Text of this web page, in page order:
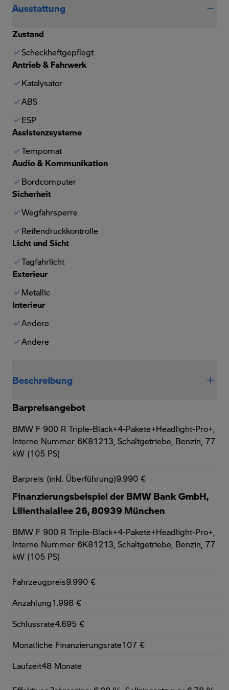
Ausstattung
Zustand
Scheckheftgepflegt
Antrieb & Fahrwerk
Katalysator
ABS
ESP
Assistenzsysteme
Tempomat
Audio & Kommunikation
Bordcomputer
Sicherheit
Wegfahrsperre
Reifendruckkontrolle
Licht und Sicht
Tagfahrlicht
Exterieur
Metallic
Interieur
Andere
Andere
Beschreibung
Barpreisangebot
BMW F 900 R Triple-Black+4-Pakete+Headlight-Pro+,
Interne Nummer 6K81213, Schaltgetriebe, Benzin, 77
kW (105 PS)
Barpreis (inkl. Überführung)9.990 €
Finanzierungsbeispiel der BMW Bank GmbH,
Lilienthalallee 26, 80939 München
BMW F 900 R Triple-Black+4-Pakete+Headlight-Pro+,
Interne Nummer 6K81213, Schaltgetriebe, Benzin, 77
kW (105 PS)
Fahrzeugpreis9.990 €
Anzahlung1.998 €
Schlussrate4.695 €
Monatliche Finanzierungsrate107 €
Laufzeit48 Monate